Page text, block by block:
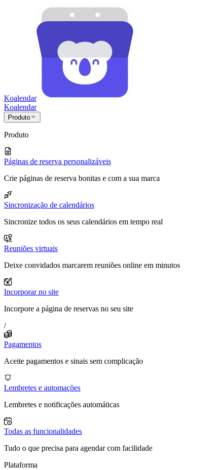
Koalendar
Koalendar
Produto
Produto
Páginas de reserva personalizáveis
Crie páginas de reserva bonitas e com a sua marca
Sincronização de calendários
Sincronize todos os seus calendários em tempo real
Reuniões virtuais
Deixe convidados marcarem reuniões online em minutos
Incorporar no site
Incorpore a página de reservas no seu site
/
Pagamentos
Aceite pagamentos e sinais sem complicação
Lembretes e automações
Lembretes e notificações automáticas
Todas as funcionalidades
Tudo o que precisa para agendar com facilidade
Plataforma